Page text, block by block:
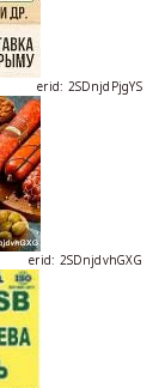
erid: 2SDnjdPjgYS
erid: 2SDnjdvhGXG